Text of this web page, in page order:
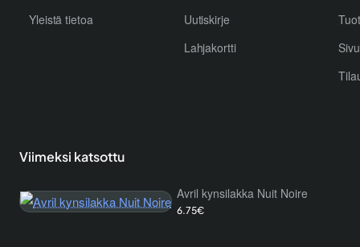
Yleistä tietoa
Uutiskirje
Lahjakortti
Viimeksi katsottu
Avril kynsilakka Nuit Noire
6.75€